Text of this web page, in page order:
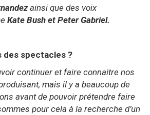
ainsi que des voix
Kate Bush et Peter Gabriel.
des spectacles ?
continuer et faire connaitre nos
mais il y a beaucoup de
avant de pouvoir prétendre faire
pour cela à la recherche d’un